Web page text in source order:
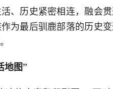
、历史紧密相连，融会
为最后驯鹿部落的历史
地图”